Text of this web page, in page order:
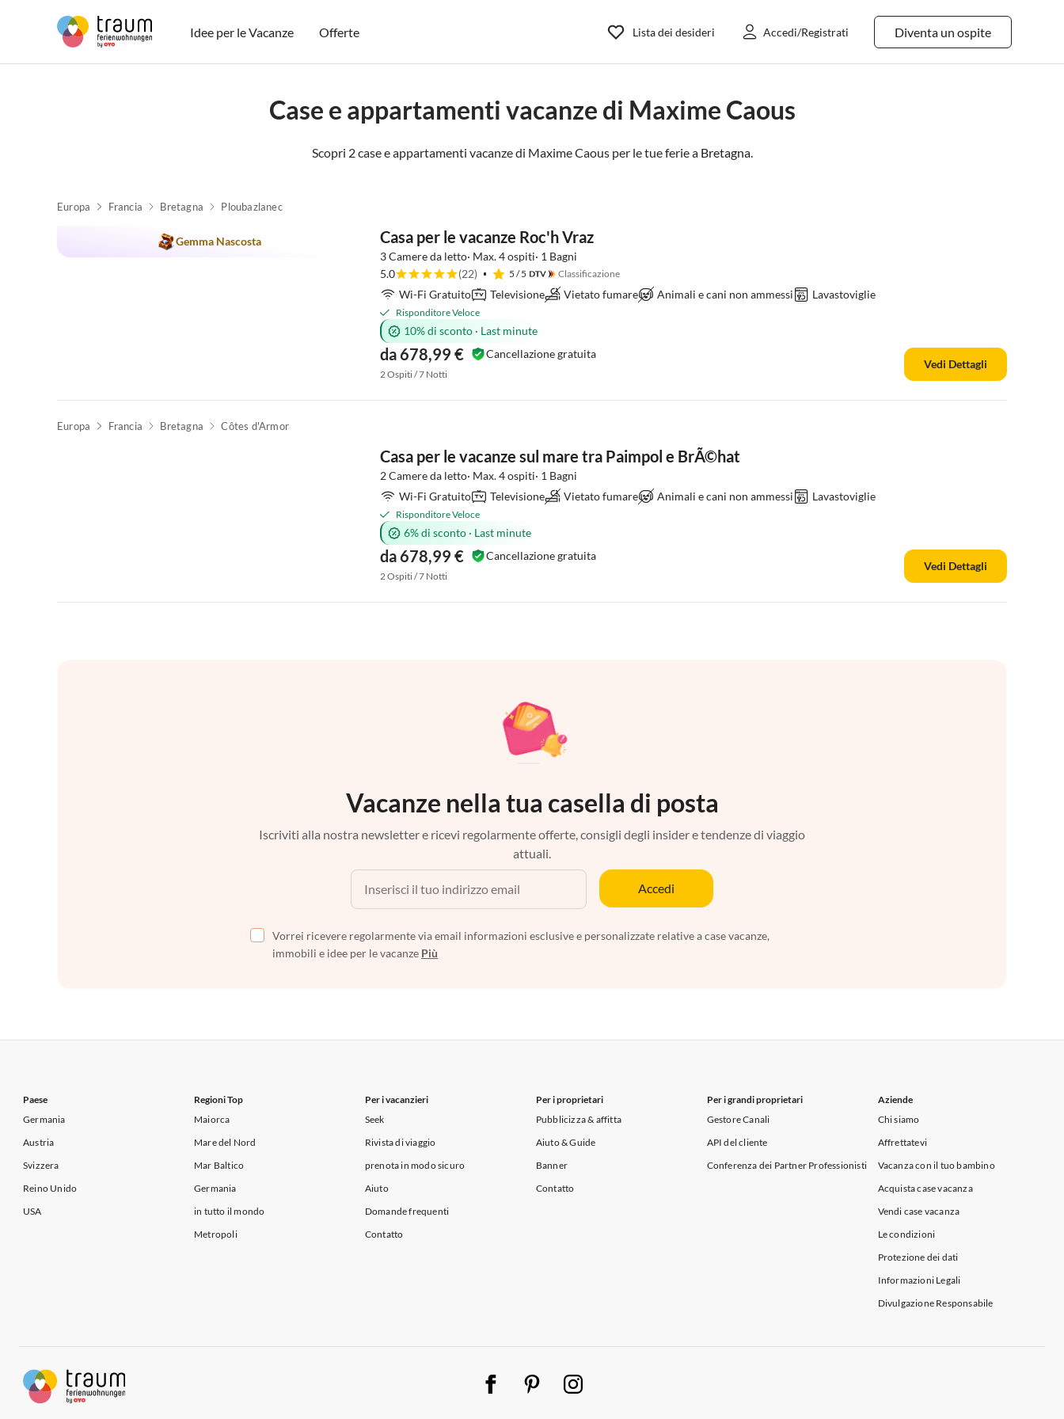
Idee per le Vacanze Offerte Diventa un ospite
Lista dei desideri Accedi/Registrati
Case e appartamenti vacanze di Maxime Caous
Scopri 2 case e appartamenti vacanze di Maxime Caous per le tue ferie a Bretagna.
Europa Francia Bretagna Ploubazlanec
Gemma Nascosta Casa per le vacanze Roc'h Vraz
3 Camere da letto· Max. 4 ospiti· 1 Bagni
5.0
(22) 5 / 5 Classificazione
Wi-Fi Gratuito Televisione Vietato fumare Animali e cani non ammessi Lavastoviglie
Risponditore Veloce
10% di sconto · Last minute
da 678,99 € Cancellazione gratuita
2 Ospiti / 7 Notti
Vedi Dettagli
Europa Francia Bretagna Côtes d'Armor
Casa per le vacanze sul mare tra Paimpol e BrÃ©hat
2 Camere da letto· Max. 4 ospiti· 1 Bagni
Wi-Fi Gratuito
Televisione Vietato fumare Animali e cani non ammessi Lavastoviglie
Risponditore Veloce
6% di sconto · Last minute
da 678,99 € Cancellazione gratuita
2 Ospiti / 7 Notti
Vedi Dettagli
Vacanze nella tua casella di posta
Iscriviti alla nostra newsletter e ricevi regolarmente offerte, consigli degli insider e tendenze di viaggio
attuali.
Accedi
Vorrei ricevere regolarmente via email informazioni esclusive e personalizzate relative a case vacanze,
immobili e idee per le vacanze Più
Paese
Germania
Austria
Svizzera
Reino Unido
USA
Regioni Top
Maiorca
Mare del Nord
Mar Baltico
Germania
in tutto il mondo
Metropoli
Per i vacanzieri
Seek
Rivista di viaggio
prenota in modo sicuro
Aiuto
Domande frequenti
Contatto
Per i proprietari
Pubblicizza & affitta
Aiuto & Guide
Banner
Contatto
Per i grandi proprietari
Gestore Canali
API del cliente
Conferenza dei Partner Professionisti
Aziende
Chi siamo
Affrettatevi
Vacanza con il tuo bambino
Acquista case vacanza
Vendi case vacanza
Le condizioni
Protezione dei dati
Informazioni Legali
Divulgazione Responsabile